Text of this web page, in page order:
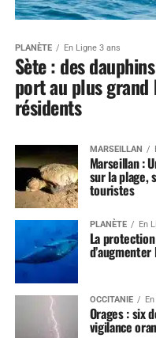
PLANÈTE En Ligne 3 ans
Sète : des
port au plus grand
résidents
MARSEILLAN
Marseillan :
sur la plage,
touristes
PLANÈTE En
La
OCCITANIE
Orages : six
vigilance